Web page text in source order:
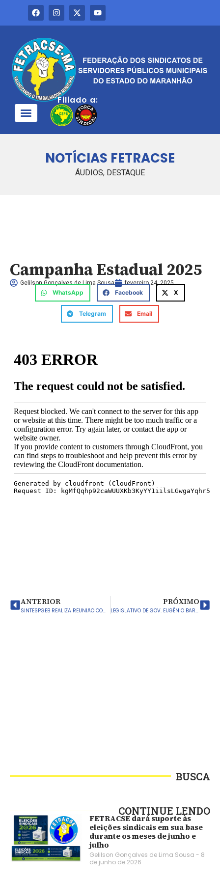
Filiado a:
NOTÍCIAS FETRACSE
ÁUDIOS, DESTAQUE
Campanha Estadual 2025
Gelilson Gonçalves de Lima Sousa fevereiro 24, 2025
WhatsApp Facebook X
Telegram Email
ANTERIOR
SINTESPGEB REALIZA REUNIÃO COM SÓCIOS PARA PRESTAÇÃO DE CONTAS E DEFINIÇÃO DA PAUTA DE LUTA 2025
PRÓXIMO
LEGISLATIVO DE GOV. EUGÊNIO BARROS APROVA REAJUSTE DO PISO DOS PROFESSORES
BUSCA
CONTINUE LENDO
FETRACSE dará suporte às
eleições sindicais em sua base
durante os meses de junho e
julho
Gelilson Gonçalves de Lima Sousa
8
de junho de 2026